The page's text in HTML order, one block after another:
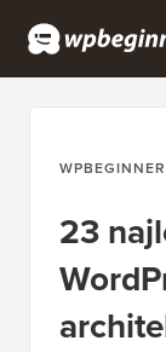
WPBEGINNER
23